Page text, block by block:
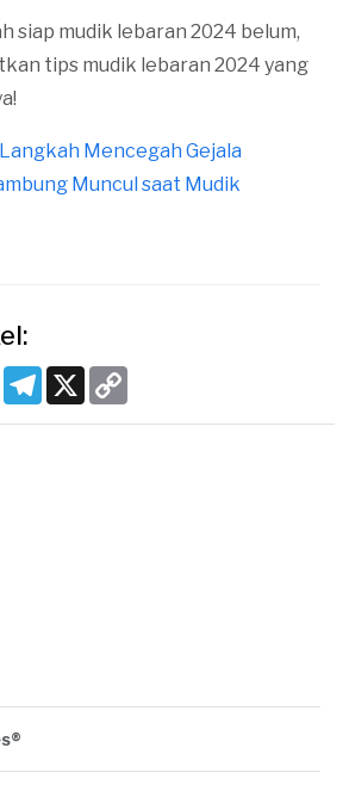
siap mudik lebaran 2024 belum,
tips mudik lebaran 2024 yang
Mencegah Gejala
Muncul saat Mudik
PinterestTelegram
X